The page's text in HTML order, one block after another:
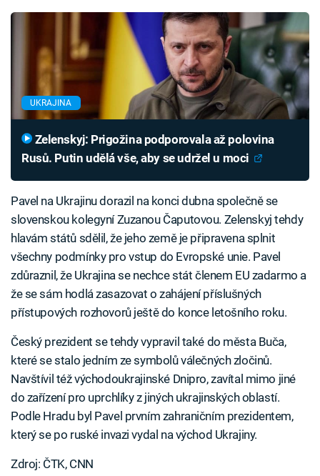
UKRAJINA
Rusů. Putin udělá vše, aby se udržel u moci
Pavel na Ukrajinu dorazil na konci dubna společně se
slovenskou kolegyní Zuzanou Čaputovou. Zelenskyj tehdy
hlavám států sdělil, že jeho země je připravena splnit
všechny podmínky pro vstup do Evropské unie. Pavel
zdůraznil, že Ukrajina se nechce stát členem EU zadarmo a
že se sám hodlá zasazovat o zahájení příslušných
přístupových rozhovorů ještě do konce letošního roku.
Český prezident se tehdy vypravil také do města Buča,
které se stalo jedním ze symbolů válečných zločinů.
Navštívil též východoukrajinské Dnipro, zavítal mimo jiné
do zařízení pro uprchlíky z jiných ukrajinských oblastí.
Podle Hradu byl Pavel prvním zahraničním prezidentem,
který se po ruské invazi vydal na východ Ukrajiny.
Zdroj: ČTK, CNN